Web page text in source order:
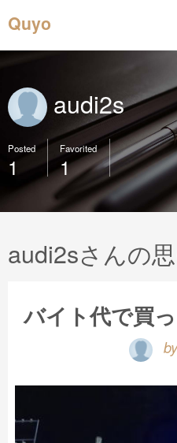
Quyo
audi2s
Posted
1
Favorited
1
audi2sさんの
バイト代で買